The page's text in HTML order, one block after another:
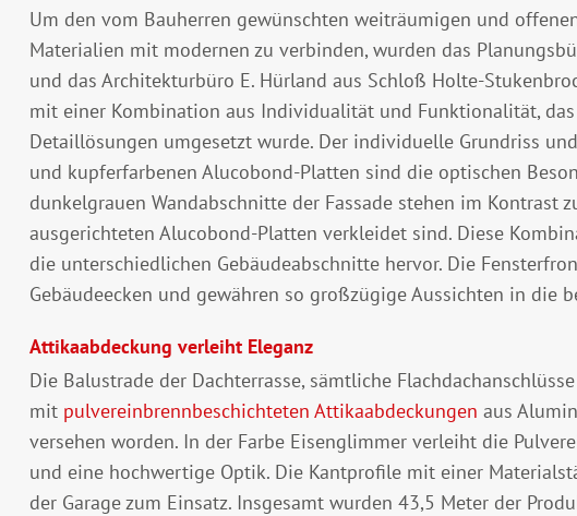
Um den vom Bauherren gewünschten weiträumigen und
Materialien mit modernen zu verbinden, wurden das
und das Architekturbüro E. Hürland aus Schloß Holte-
mit einer Kombination aus Individualität und Funktionalität,
Detaillösungen umgesetzt wurde. Der individuelle Grundriss
und kupferfarbenen Alucobond-Platten sind die optischen
dunkelgrauen Wandabschnitte der Fassade stehen im Kontrast
ausgerichteten Alucobond-Platten verkleidet sind. Diese
die unterschiedlichen Gebäudeabschnitte hervor. Die
Gebäudeecken und gewähren so großzügige Aussichten in die
Attikaabdeckung verleiht Eleganz
Die Balustrade der Dachterrasse, sämtliche
mit pulvereinbrennbeschichteten Attikaabdeckungen aus
versehen worden. In der Farbe Eisenglimmer verleiht die
und eine hochwertige Optik. Die Kantprofile mit einer
der Garage zum Einsatz. Insgesamt wurden 43,5 Meter der